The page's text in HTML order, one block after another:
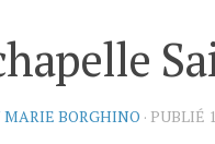
MARIE BORGHINO · PUBLIÉ